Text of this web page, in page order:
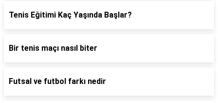
Tenis Eğitimi Kaç Yaşında Başlar?
Bir tenis maçı nasıl biter
Futsal ve futbol farkı nedir